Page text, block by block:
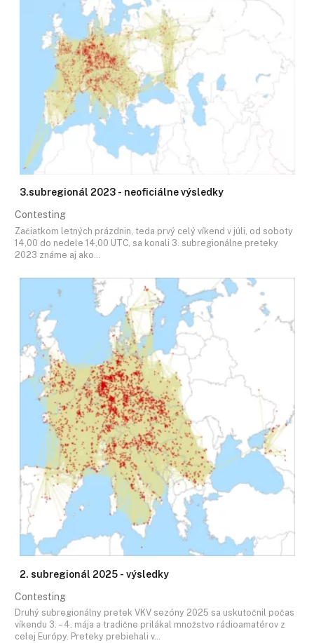
3.subregionál 2023 - neoficiálne výsledky
Contesting
Začiatkom letných prázdnin, teda prvý celý víkend v júli, od soboty
14,00 do nedele 14,00 UTC, sa konali 3. subregionálne preteky
2023 známe aj ako…
2. subregionál 2025 - výsledky
Contesting
Druhý subregionálny pretek VKV sezóny 2025 sa uskutočnil počas
víkendu 3. – 4. mája a tradične prilákal množstvo rádioamatérov z
celej Európy. Preteky prebiehali v…